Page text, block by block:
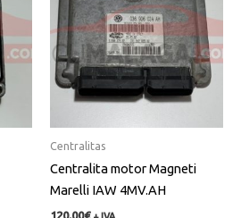
Centralitas
Centralita motor Magneti
Marelli IAW 4MV.AH
120,00€ + IVA